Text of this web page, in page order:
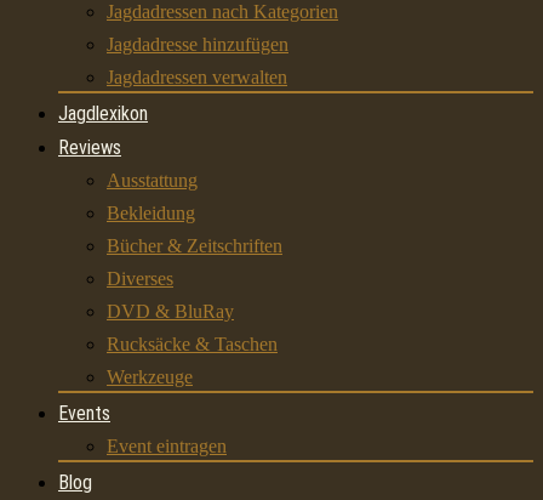
Jagdadressen nach Kategorien
Jagdadresse hinzufügen
Jagdadressen verwalten
Jagdlexikon
Reviews
Ausstattung
Bekleidung
Bücher & Zeitschriften
Diverses
DVD & BluRay
Rucksäcke & Taschen
Werkzeuge
Events
Event eintragen
Blog